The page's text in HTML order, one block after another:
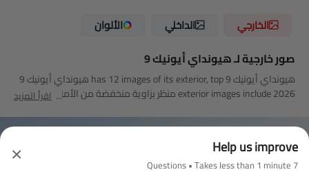
الخارجي الداخلي الألوان
صور خارجية لـ هيونداي أيونيك 9
هيونداي أيونيك 9 has 12 images of its exterior, top هيونداي أيونيك 9
2026 exterior images include منظر بزاوية منخفضة من الأمام, منظر
أمامي كامل, منظر أمامي متوسط, منظر جانبي, منظر خلفي جانبي
متقاطع, منظر خلفي كامل, مصباح أمامي, مصباح خلفي, عجلة, مصباح
اقرأ المزيد
Help us improve
7 Questions • Takes less than 1 minute
×